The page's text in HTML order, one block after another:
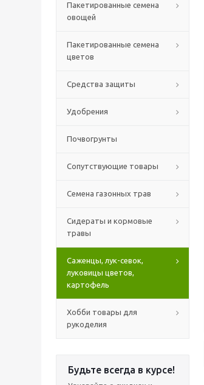
Пакетированные семена
овощей
Пакетированные семена
цветов
Средства защиты
Удобрения
Почвогрунты
Сопутствующие товары
Семена газонных трав
Сидераты и кормовые
травы
Саженцы, лук-севок,
луковицы цветов,
картофель
Хобби товары для
рукоделия
Будьте всегда в курсе!